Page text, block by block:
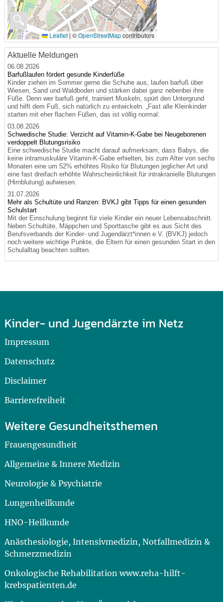
🔍
Leaflet | ©OpenStreetMapcontributors
Aktuelle Meldungen
06.08.2026
Barfußlaufen fördert gesunde Kinderfüße
Kinder ziehen im Sommer gerne die Schuhe aus, laufen barfuß über
Wiesen, Sand und Waldboden und stärken dabei ganz nebenbei ihre
Füße. Denn wer barfuß geht, trainiert Muskeln, spürt den Untergrund
und hilft dem Fuß, sich natürlich zu entwickeln. „Fast alle Kleinkinder
starten mit eher flachen Füßen, das ist völlig normal.
03.08.2026
Schwedische Studie: Verzicht auf Vitamin-K-Gabe bei Neugeborenen
verdoppelt Blutungsrisiko
Eine schwedische Studie macht darauf aufmerksam, dass Babys, die
keine intramuskuläre Vitamin-K-Gabe erhielten, bis zum Alter von sechs
Monaten eine um 52% erhöhtes Risiko für Blutungen jeglicher Art und
eine fast dreifach erhöhte Wahrscheinlichkeit für intrakranielle Blutungen
(Hirnblutung) aufwiesen.
31.07.2026
Mehr als Schultüte und Ranzen: BVKJ gibt Tipps für einen gesunden
Schulstart
Mit der Einschulung beginnt für viele Kinder ein neuer Lebensabschnitt.
Neben Schultüte, Mäppchen und Sporttasche gibt es aus Sicht des
Berufsverbands der Kinder- und Jugendärzt*innen e.V. (BVKJ) jedoch
noch weitere wichtige Punkte, die Eltern für einen gesunden Start in den
Schulalltag beachten sollten.
Kinder- und Jugendärzte im Netz
Impressum
Datenschutz
Disclaimer
Barrierefreiheit
Weitere Gesundheitsthemen
Frauengesundheit
Allgemeine & Innere Medizin
Neurologie & Psychiatrie
Lungenheilkunde
HNO-Heilkunde
Anästhesiologie, Intensivmedizin, Notfallmedizin &
Schmerzmedizin
Onkologische Rehabilitation www.reha-hilft-
krebspatienten.de